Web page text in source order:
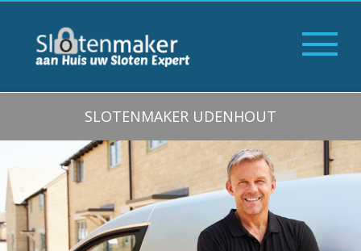
SLOTENMAKER UDENHOUT